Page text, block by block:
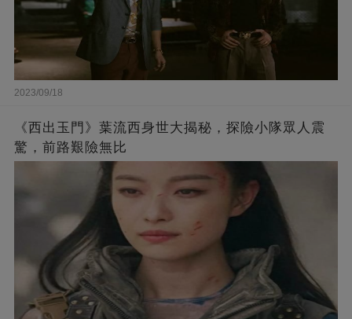
2023/09/18
《西出玉門》葉流西身世大揭秘，探險小隊眾人震
驚，前路艱險無比